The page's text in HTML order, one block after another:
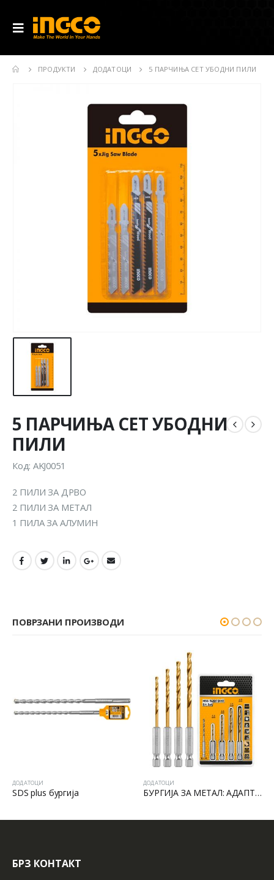
ПРОДУКТИ ДОДАТОЦИ 5 ПАРЧИЊА СЕТ УБОДНИ ПИЛИ
5 ПАРЧИЊА СЕТ УБОДНИ
ПИЛИ
Код: AKJ0051
2 ПИЛИ ЗА ДРВО
2 ПИЛИ ЗА МЕТАЛ
1 ПИЛА ЗА АЛУМИН
ПОВРЗАНИ ПРОИЗВОДИ
ДОДАТОЦИ
SDS plus бургија
ДОДАТОЦИ
БУРГИЈА ЗА МЕТАЛ: АДАПТЕР 1/4 ЗА БРЗО МЕНУВАЊЕ
БРЗ КОНТАКТ